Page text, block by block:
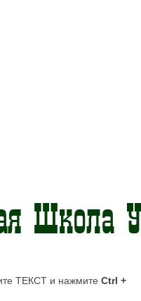
ТЕКСТ и нажмите Ctrl +